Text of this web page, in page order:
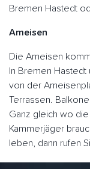
Bremen Hastedt
Ameisen
Die Ameisen
In Bremen Hastedt
von der
Terrassen.
Ganz gleich wo
Kammerjäger
leben, dann rufen